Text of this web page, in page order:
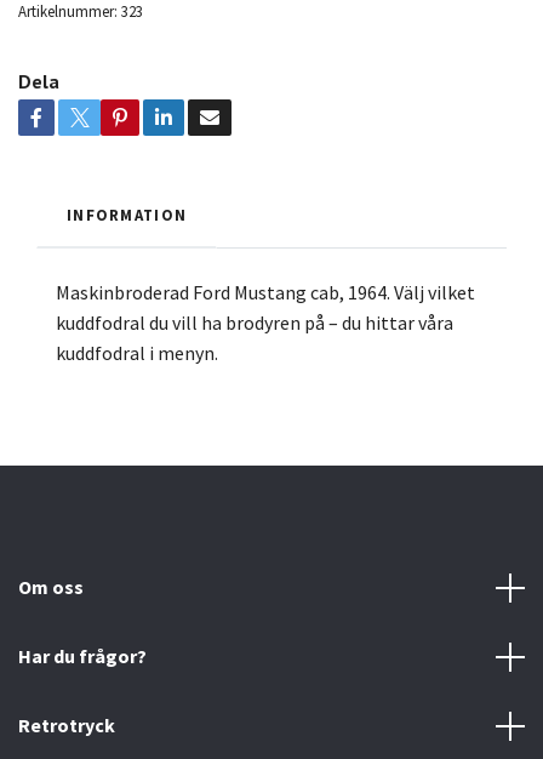
Artikelnummer: 323
Dela
INFORMATION
Maskinbroderad Ford Mustang cab, 1964. Välj vilket
kuddfodral du vill ha brodyren på – du hittar våra
kuddfodral i menyn.
Om oss
Har du frågor?
Retrotryck